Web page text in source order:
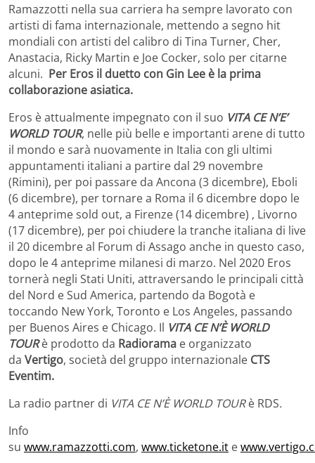
Ramazzotti nella sua carriera ha sempre lavorato con
artisti di fama internazionale, mettendo a segno hit
mondiali con artisti del calibro di Tina Turner, Cher,
Anastacia, Ricky Martin e Joe Cocker, solo per citarne
alcuni. Per Eros il duetto con Gin Lee è la prima
collaborazione asiatica.
Eros è attualmente impegnato con il suo VITA CE N’E’
WORLD TOUR, nelle più belle e importanti arene di tutto
il mondo e sarà nuovamente in Italia con gli ultimi
appuntamenti italiani a partire dal 29 novembre
(Rimini), per poi passare da Ancona (3 dicembre), Eboli
(6 dicembre), per tornare a Roma il 6 dicembre dopo le
4 anteprime sold out, a Firenze (14 dicembre) , Livorno
(17 dicembre), per poi chiudere la tranche italiana di live
il 20 dicembre al Forum di Assago anche in questo caso,
dopo le 4 anteprime milanesi di marzo. Nel 2020 Eros
tornerà negli Stati Uniti, attraversando le principali città
del Nord e Sud America, partendo da Bogotà e
toccando New York, Toronto e Los Angeles, passando
per Buenos Aires e Chicago. Il VITA CE N’È WORLD
TOURè prodotto da Radiorama e organizzato
da Vertigo, società del gruppo internazionale CTS
Eventim.
La radio partner di VITA CE N’È WORLD TOURè RDS.
Info
su www.ramazzotti.com, www.ticketone.it e